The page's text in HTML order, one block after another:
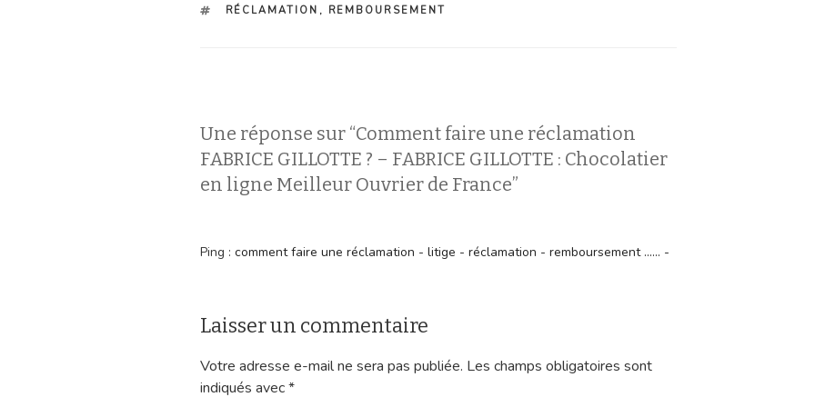
ÉTIQUETTES
RÉCLAMATION , REMBOURSEMENT
Une réponse sur “Comment faire une réclamation
FABRICE GILLOTTE ? – FABRICE GILLOTTE : Chocolatier
en ligne Meilleur Ouvrier de France”
Ping : comment faire une réclamation - litige - réclamation - remboursement ...... -
Laisser un commentaire
Votre adresse e-mail ne sera pas publiée. Les champs obligatoires sont
indiqués avec*